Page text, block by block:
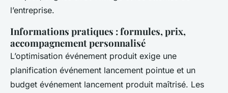
l’entreprise.
Informations pratiques : formules, prix,
accompagnement personnalisé
L’optimisation événement produit exige une
planification événement lancement pointue et un
budget événement lancement produit maîtrisé. Les